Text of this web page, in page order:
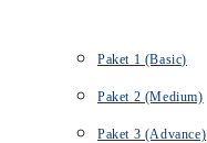
Paket 1 (Basic)
Paket 2 (Medium)
Paket 3 (Advance)